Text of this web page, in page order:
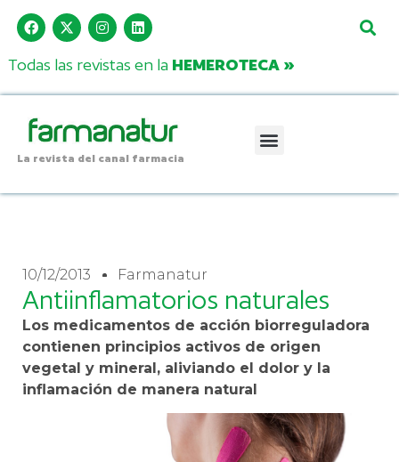
Todas las revistas en la HEMEROTECA »
La revista del canal farmacia
10/12/2013 Farmanatur
Antiinflamatorios naturales
Los medicamentos de acción biorreguladora
contienen principios activos de origen
vegetal y mineral, aliviando el dolor y la
inflamación de manera natural